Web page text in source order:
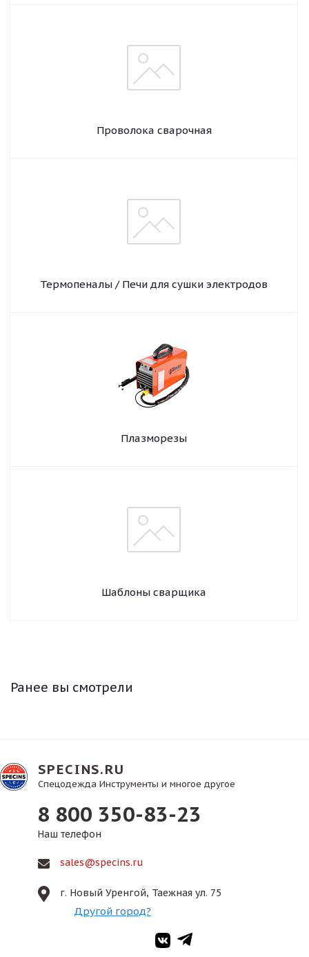
Проволока сварочная
Термопеналы / Печи для сушки электродов
Плазморезы
Шаблоны сварщика
Ранее вы смотрели
SPECINS.RU
Спецодежда Инструменты и многое другое
8 800 350-83-23
Наш телефон
sales@specins.ru
г. Новый Уренгой, Таежная ул. 75
Другой город?